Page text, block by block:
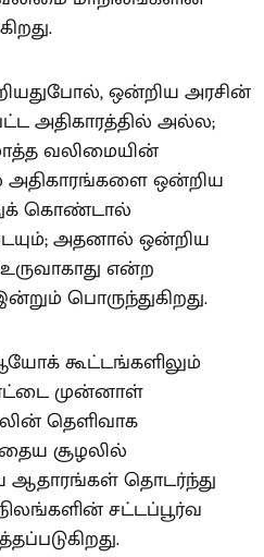
ஒன்றிய அரசின்
அதிகாரத்தில் அல்ல;
வலிமையின்
அதிகாரங்களை ஒன்றிய
கொண்டால்
அதனால் ஒன்றிய
என்ற
பொருந்துகிறது.
கூட்டங்களிலும்
முன்னாள்
தெளிவாக
சூழலில்
ஆதாரங்கள் தொடர்ந்து
சட்டப்பூர்வ